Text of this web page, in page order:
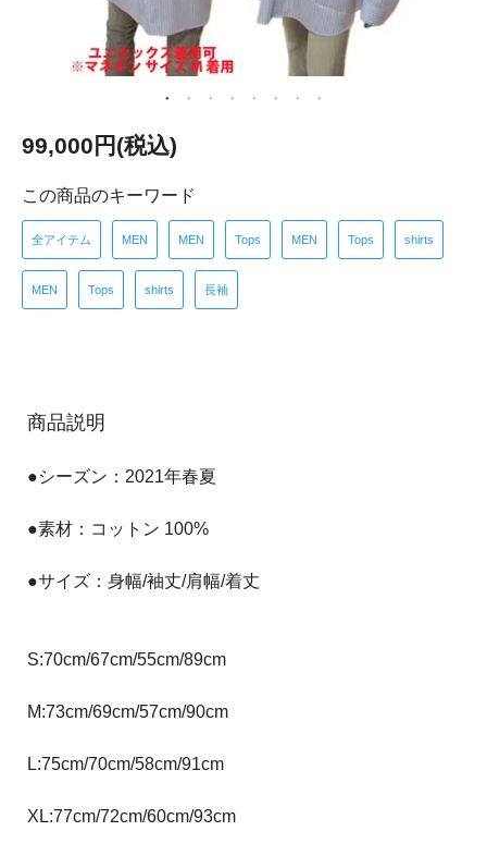
99,000円(税込)
この商品のキーワード
全アイテム MEN MEN Tops MEN Tops shirts
MEN Tops shirts 長袖
商品説明
●シーズン：2021年春夏
●素材：コットン 100%
●サイズ：身幅/袖丈/肩幅/着丈
S:70cm/67cm/55cm/89cm
M:73cm/69cm/57cm/90cm
L:75cm/70cm/58cm/91cm
XL:77cm/72cm/60cm/93cm